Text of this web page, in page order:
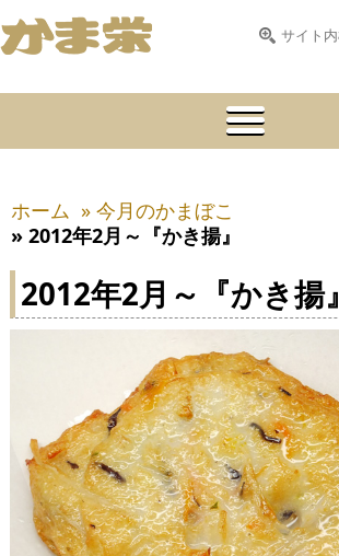
ホーム » 今月のかまぼこ
» 2012年2月～『かき揚』
2012年2月～『かき揚』